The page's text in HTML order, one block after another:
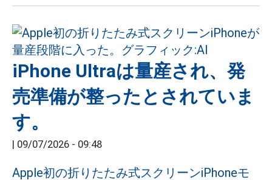
iPhone Ultraは量産され、発
売準備が整ったとされていま
す。
| 09/07/2026 - 09:48
Apple初の折りたたみ式スクリーンiPhoneモ